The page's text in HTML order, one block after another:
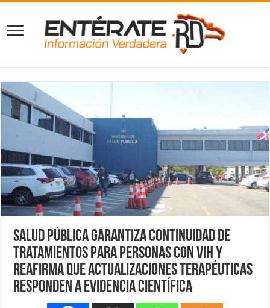
Salud Pública garantiza continuidad de
tratamientos para personas con VIH y
reafirma que actualizaciones terapéuticas
responden a evidencia científica